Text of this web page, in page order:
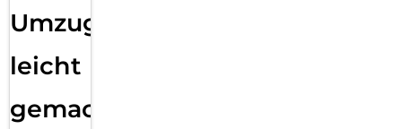
Umzug
leicht
gemacht!